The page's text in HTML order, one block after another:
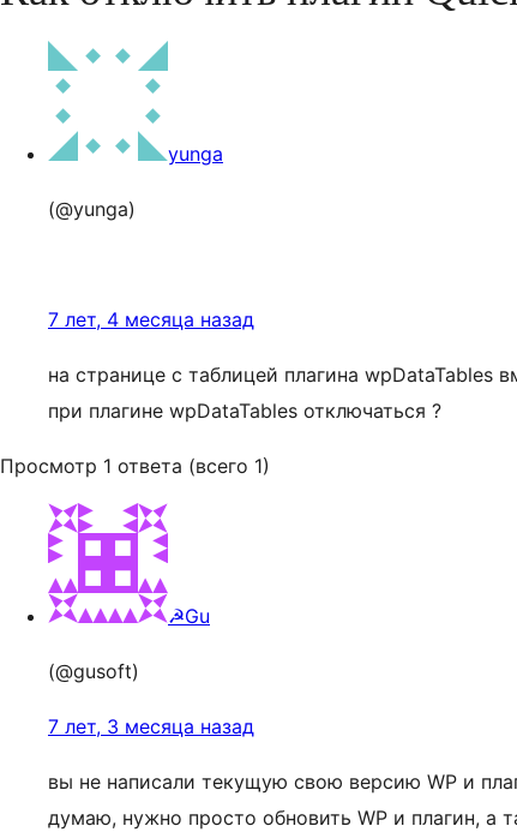
yunga
(@yunga)
7 лет, 4 месяца назад
на странице с таблицей плагина
при плагине wpDataTables отключаться ?
Просмотр 1 ответа (всего 1)
☭Gu
(@gusoft)
7 лет, 3 месяца назад
вы не написали текущую свою версию WP и
думаю, нужно просто обновить WP и плагин, а